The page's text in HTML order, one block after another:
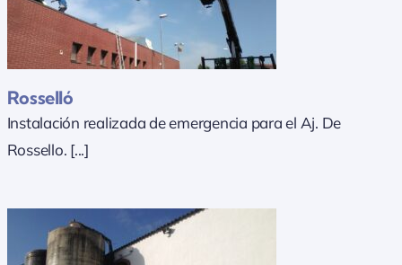
Rosselló
Instalación realizada de emergencia para el Aj. De
Rossello. [...]